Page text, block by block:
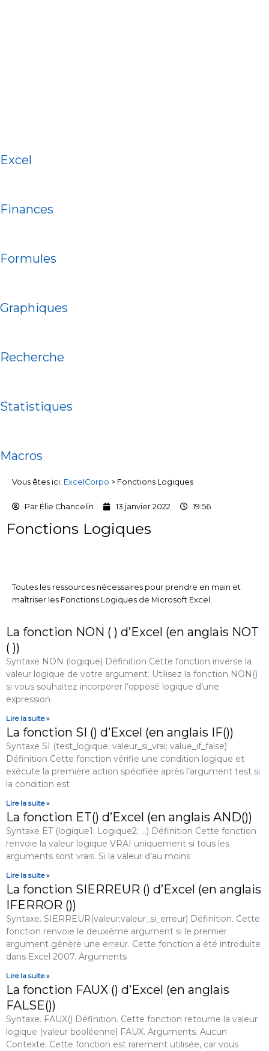
Excel
Finances
Formules
Graphiques
Recherche
Statistiques
Macros
Vous êtes ici: ExcelCorpo > Fonctions Logiques
ParÉlie Chancelin 13 janvier 2022 19:56
Fonctions Logiques
Toutes les ressources nécessaires pour prendre en main et
maîtriser les Fonctions Logiques de Microsoft Excel.
La fonction NON ( ) d’Excel (en anglais NOT
( ))
Syntaxe NON (logique) Définition Cette fonction inverse la
valeur logique de votre argument. Utilisez la fonction NON()
si vous souhaitez incorporer l’opposé logique d’une
expression
Lire la suite »
La fonction SI () d’Excel (en anglais IF())
Syntaxe SI (test_logique; valeur_si_vrai; value_if_false)
Définition Cette fonction vérifie une condition logique et
exécute la première action spécifiée après l’argument test si
la condition est
Lire la suite »
La fonction ET() d’Excel (en anglais AND())
Syntaxe ET (logique1; Logique2; …) Définition Cette fonction
renvoie la valeur logique VRAI uniquement si tous les
arguments sont vrais. Si la valeur d’au moins
Lire la suite »
La fonction SIERREUR () d’Excel (en anglais
IFERROR ())
Syntaxe. SIERREUR(valeur;valeur_si_erreur) Définition. Cette
fonction renvoie le deuxième argument si le premier
argument génère une erreur. Cette fonction a été introduite
dans Excel 2007. Arguments
Lire la suite »
La fonction FAUX () d’Excel (en anglais
FALSE())
Syntaxe. FAUX() Définition. Cette fonction retourne la valeur
logique (valeur booléenne) FAUX. Arguments. Aucun
Contexte. Cette fonction est rarement utilisée, car vous